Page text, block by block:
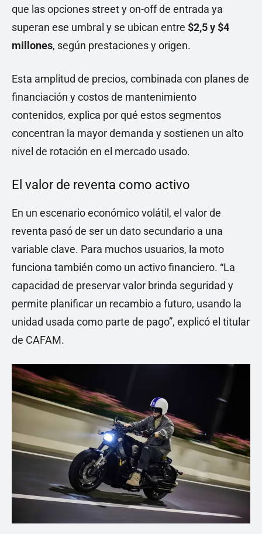
que las opciones street y on-off de entrada ya
superan ese umbral y se ubican entre $2,5 y $4
millones, según prestaciones y origen.
Esta amplitud de precios, combinada con planes de
financiación y costos de mantenimiento
contenidos, explica por qué estos segmentos
concentran la mayor demanda y sostienen un alto
nivel de rotación en el mercado usado.
El valor de reventa como activo
En un escenario económico volátil, el valor de
reventa pasó de ser un dato secundario a una
variable clave. Para muchos usuarios, la moto
funciona también como un activo financiero. “La
capacidad de preservar valor brinda seguridad y
permite planificar un recambio a futuro, usando la
unidad usada como parte de pago”, explicó el titular
de CAFAM.